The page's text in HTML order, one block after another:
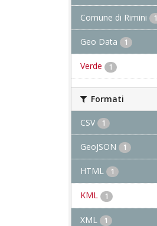
Comune di Rimini 1
Geo Data 1
Verde 1
Formati
CSV 1
GeoJSON 1
HTML 1
KML 1
XML 1